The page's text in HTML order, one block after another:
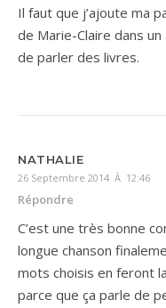
Il faut que j’ajoute ma
de Marie-Claire dans
de parler des livres.
NATHALIE
26 Septembre 2014 À 12:46
Répondre
C’est une très bonne
longue chanson
mots choisis en feront
parce que ça parle de